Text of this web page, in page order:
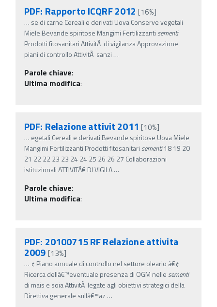
PDF: Rapporto ICQRF 2012 [16%]
… se di carne Cereali e derivati Uova Conserve vegetali
Miele Bevande spiritose Mangimi Fertilizzanti sementi
Prodotti fitosanitari AttivitÃ di vigilanza Approvazione
piani di controllo AttivitÃ sanzi …
Parole chiave:
Ultima modifica:
PDF: Relazione attivit 2011 [10%]
… egetali Cereali e derivati Bevande spiritose Uova Miele
Mangimi Fertilizzanti Prodotti fitosanitari sementi18 19 20
21 22 22 23 23 24 24 25 26 26 27 Collaborazioni
istituzionali ATTIVITÃ€ DI VIGILA…
Parole chiave:
Ultima modifica:
PDF: 20100715 RF Relazione attivita
2009 [13%]
… ¢ Piano annuale di controllo nel settore oleario â€¢
Ricerca dellâ€™eventuale presenza di OGM nelle sementi
di mais e soia AttivitÃ legate agli obiettivi strategici della
Direttiva generale sullâ€™az …